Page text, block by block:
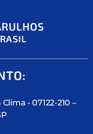
- 07122-210 –